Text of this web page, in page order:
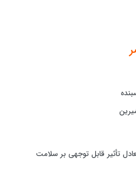
تأثیر قابل توجهی بر سلامت